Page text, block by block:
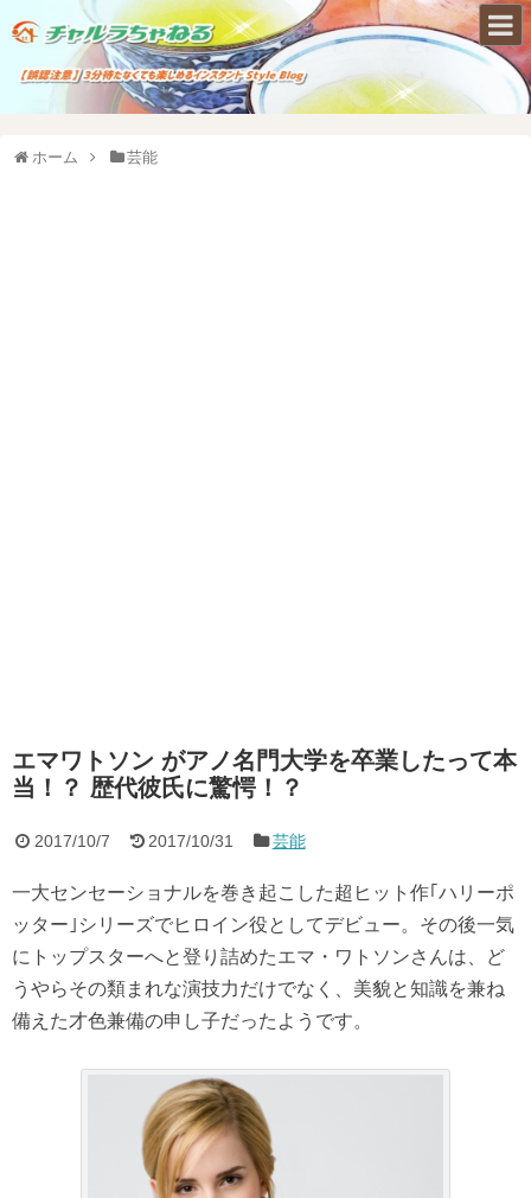
ホーム 芸能
エマワトソン がアノ名門大学を卒業したって本
当！？ 歴代彼氏に驚愕！？
2017/10/7 2017/10/31 芸能
一大センセーショナルを巻き起こした超ヒット作｢ハリーポ
ッター｣シリーズでヒロイン役としてデビュー。その後一気
にトップスターへと登り詰めたエマ・ワトソンさんは、ど
うやらその類まれな演技力だけでなく、美貌と知識を兼ね
備えた才色兼備の申し子だったようです。